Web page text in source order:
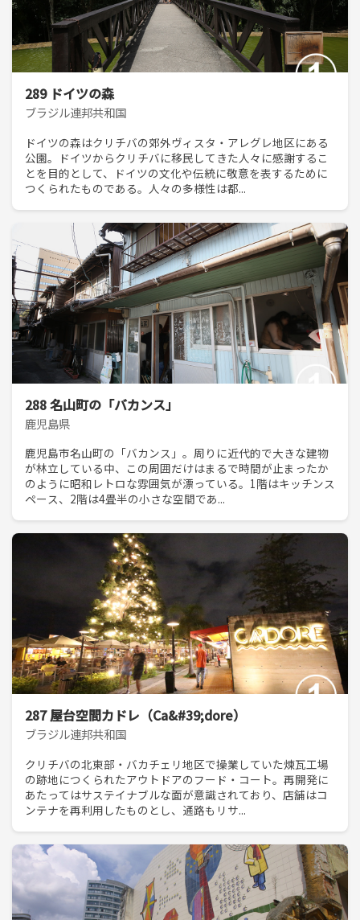
289 ドイツの森
ブラジル連邦共和国
ドイツの森はクリチバの郊外ヴィスタ・アレグレ地区にある
公園。ドイツからクリチバに移民してきた人々に感謝するこ
とを目的として、ドイツの文化や伝統に敬意を表するために
つくられたものである。人々の多様性は都...
288 名山町の「バカンス」
鹿児島県
鹿児島市名山町の「バカンス」。周りに近代的で大きな建物
が林立している中、この周囲だけはまるで時間が止まったか
のように昭和レトロな雰囲気が漂っている。1階はキッチンス
ペース、2階は4畳半の小さな空間であ...
287 屋台空間カドレ（Ca&#39;dore）
ブラジル連邦共和国
クリチバの北東部・バカチェリ地区で操業していた煉瓦工場
の跡地につくられたアウトドアのフード・コート。再開発に
あたってはサステイナブルな面が意識されており、店舗はコ
ンテナを再利用したものとし、通路もリサ...